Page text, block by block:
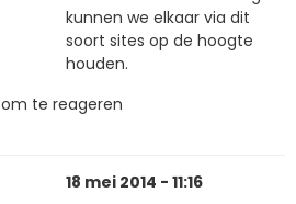
kunnen we elkaar via dit
soort sites op de hoogte
houden.
om te reageren
18 mei 2014 - 11:16